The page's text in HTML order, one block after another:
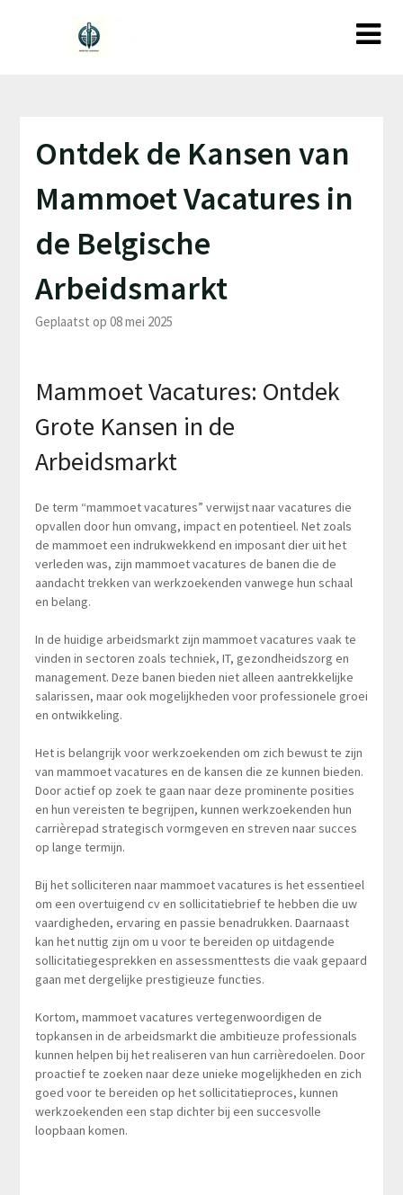
Ontdek de Kansen van
Mammoet Vacatures in
de Belgische
Arbeidsmarkt
Geplaatst op 08 mei 2025
Mammoet Vacatures: Ontdek
Grote Kansen in de
Arbeidsmarkt
De term “mammoet vacatures” verwijst naar vacatures die
opvallen door hun omvang, impact en potentieel. Net zoals
de mammoet een indrukwekkend en imposant dier uit het
verleden was, zijn mammoet vacatures de banen die de
aandacht trekken van werkzoekenden vanwege hun schaal
en belang.
In de huidige arbeidsmarkt zijn mammoet vacatures vaak te
vinden in sectoren zoals techniek, IT, gezondheidszorg en
management. Deze banen bieden niet alleen aantrekkelijke
salarissen, maar ook mogelijkheden voor professionele groei
en ontwikkeling.
Het is belangrijk voor werkzoekenden om zich bewust te zijn
van mammoet vacatures en de kansen die ze kunnen bieden.
Door actief op zoek te gaan naar deze prominente posities
en hun vereisten te begrijpen, kunnen werkzoekenden hun
carrièrepad strategisch vormgeven en streven naar succes
op lange termijn.
Bij het solliciteren naar mammoet vacatures is het essentieel
om een overtuigend cv en sollicitatiebrief te hebben die uw
vaardigheden, ervaring en passie benadrukken. Daarnaast
kan het nuttig zijn om u voor te bereiden op uitdagende
sollicitatiegesprekken en assessmenttests die vaak gepaard
gaan met dergelijke prestigieuze functies.
Kortom, mammoet vacatures vertegenwoordigen de
topkansen in de arbeidsmarkt die ambitieuze professionals
kunnen helpen bij het realiseren van hun carrièredoelen. Door
proactief te zoeken naar deze unieke mogelijkheden en zich
goed voor te bereiden op het sollicitatieproces, kunnen
werkzoekenden een stap dichter bij een succesvolle
loopbaan komen.